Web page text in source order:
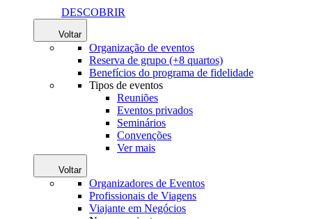
DESCOBRIR
Voltar
Organização de eventos
Reserva de grupo (+8 quartos)
Benefícios do programa de fidelidade
Tipos de eventos
Reuniões
Eventos privados
Seminários
Convenções
Ver mais
Voltar
Organizadores de Eventos
Profissionais de Viagens
Viajante em Negócios